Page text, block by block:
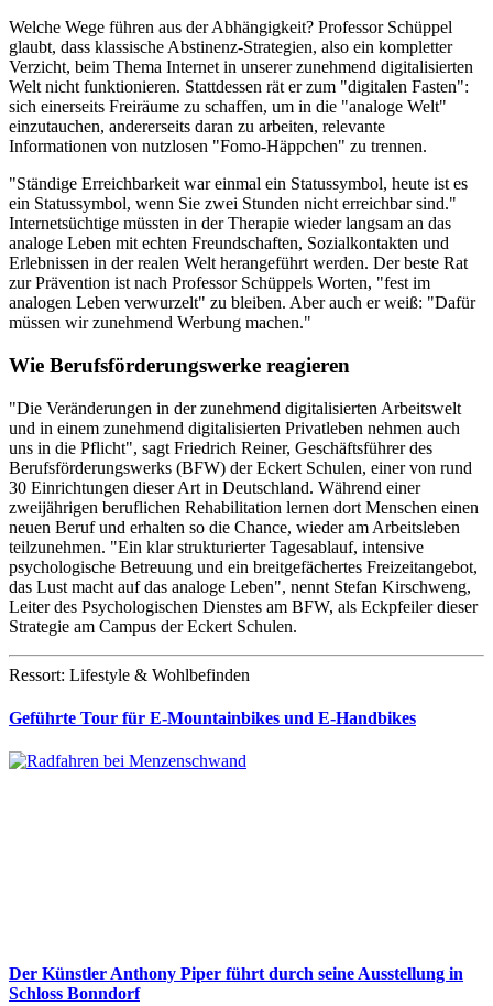
Welche Wege führen aus der Abhängigkeit? Professor Schüppel
glaubt, dass klassische Abstinenz-Strategien, also ein kompletter
Verzicht, beim Thema Internet in unserer zunehmend digitalisierten
Welt nicht funktionieren. Stattdessen rät er zum "digitalen Fasten":
sich einerseits Freiräume zu schaffen, um in die "analoge Welt"
einzutauchen, andererseits daran zu arbeiten, relevante
Informationen von nutzlosen "Fomo-Häppchen" zu trennen.
"Ständige Erreichbarkeit war einmal ein Statussymbol, heute ist es
ein Statussymbol, wenn Sie zwei Stunden nicht erreichbar sind."
Internetsüchtige müssten in der Therapie wieder langsam an das
analoge Leben mit echten Freundschaften, Sozialkontakten und
Erlebnissen in der realen Welt herangeführt werden. Der beste Rat
zur Prävention ist nach Professor Schüppels Worten, "fest im
analogen Leben verwurzelt" zu bleiben. Aber auch er weiß: "Dafür
müssen wir zunehmend Werbung machen."
Wie Berufsförderungswerke reagieren
"Die Veränderungen in der zunehmend digitalisierten Arbeitswelt
und in einem zunehmend digitalisierten Privatleben nehmen auch
uns in die Pflicht", sagt Friedrich Reiner, Geschäftsführer des
Berufsförderungswerks (BFW) der Eckert Schulen, einer von rund
30 Einrichtungen dieser Art in Deutschland. Während einer
zweijährigen beruflichen Rehabilitation lernen dort Menschen einen
neuen Beruf und erhalten so die Chance, wieder am Arbeitsleben
teilzunehmen. "Ein klar strukturierter Tagesablauf, intensive
psychologische Betreuung und ein breitgefächertes Freizeitangebot,
das Lust macht auf das analoge Leben", nennt Stefan Kirschweng,
Leiter des Psychologischen Dienstes am BFW, als Eckpfeiler dieser
Strategie am Campus der Eckert Schulen.
Ressort: Lifestyle & Wohlbefinden
Geführte Tour für E-Mountainbikes und E-Handbikes
Der Künstler Anthony Piper führt durch seine Ausstellung in
Schloss Bonndorf